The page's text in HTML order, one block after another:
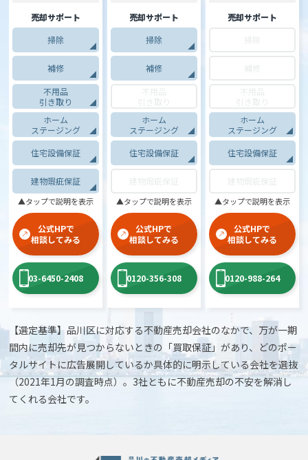
売却サポート
掃除
補修
不用品
引き取り
ホーム
ステージング
住宅設備保証
建物瑕疵保証
▲タップで説明を表示
公式HPで
相談してみる
03-6450-2408
売却サポート
掃除
補修
ホーム
ステージング
住宅設備保証
▲タップで説明を表示
公式HPで
相談してみる
0120-356-308
売却サポート
ホーム
ステージング
住宅設備保証
▲タップで説明を表示
公式HPで
相談してみる
0120-988-264
【選定基準】品川区に対応する不動産売却会社のなかで、万が一期
間内に売却先が見つからないときの「買取保証」があり、どのポー
タルサイトに広告展開しているか具体的に明示している会社を選抜
（2021年1月の調査時点）。3社ともに不動産売却の不安を解消し
てくれる会社です。